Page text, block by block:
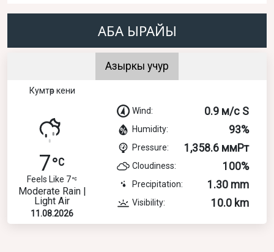
АБА ЫРАЙЫ
Азыркы учур
Кумтөр кени
7
Feels Like 7
Moderate Rain |
Light Air
11.08.2026
Wind: 0.9 м/с S
Humidity: 93%
Pressure: 1,358.6 ммРт
Cloudiness: 100%
Precipitation: 1.30 mm
Visibility: 10.0 km